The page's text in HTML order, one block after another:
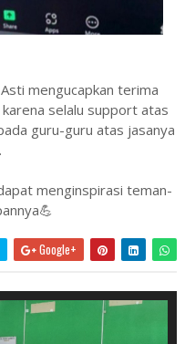
mengucapkan terima
selalu support atas
guru-guru atas jasanya
menginspirasi teman-
Google+